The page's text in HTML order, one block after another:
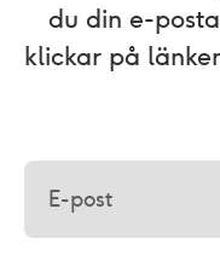
du din e-
klickar på